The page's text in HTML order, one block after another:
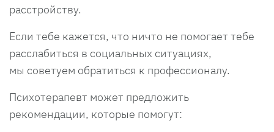
расстройству.
Если тебе кажется, что ничто не помогает тебе
расслабиться в социальных ситуациях,
мы советуем обратиться к профессионалу.
Психотерапевт может предложить
рекомендации, которые помогут: